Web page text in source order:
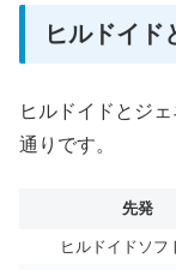
ヒルドイド
ヒルドイドとジ
通りです。
先発
ヒルドイドソフ